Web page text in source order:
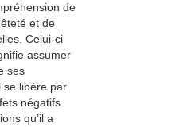
de
et de
Celui-ci
assumer
ses
se libère par
négatifs
qu’il a